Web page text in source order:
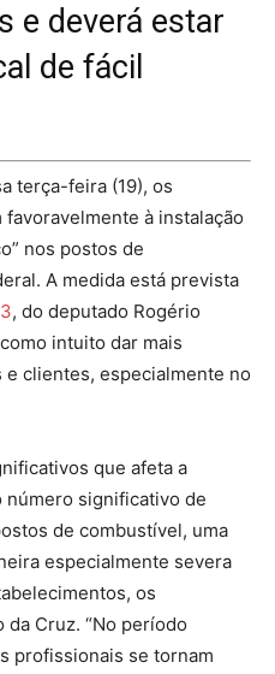
e deverá estar
de fácil
terça-feira (19), os
à instalação
nos postos de
A medida está prevista
, do deputado Rogério
intuito dar mais
clientes, especialmente no
que afeta a
número significativo de
de combustível, uma
especialmente severa
os
Cruz. “No período
profissionais se tornam